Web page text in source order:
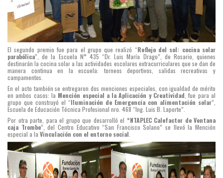
El segundo premio fue para el grupo que realizó “Reflejo del sol: cocina solar
parabólica”, de la Escuela N° 435 “Dr. Luis María Drago”, de Rosario, quienes
destinarán la cocina solar a las actividades escolares extracurriculares que se dan de
manera continua en la escuela: torneos deportivos, salidas recreativas y
campamentos.
En el acto también se entregaron dos menciones especiales, con igualdad de mérito
en ambos casos: la Mención especial a la Aplicación y Creatividad , fue para al
grupo que construyó el “Iluminación de Emergencia con alimentación solar”,
Escuela de Educación Técnica Profesional nro. 468 “Ing. Luis B. Laporte”.
Por otra parte, para el grupo que desarrolló el “NTAPLEC Calefactor de Ventana
caja Trombe”, del Centro Educativo “San Francisco Solano” se llevó la Mención
especial a la Vinculación con el entorno social